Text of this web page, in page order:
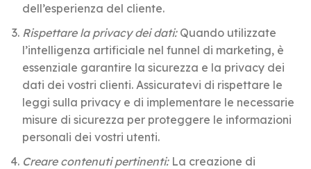
dell’esperienza del cliente.
Rispettare la privacy dei dati:Quando utilizzate
l’intelligenza artificiale nel funnel di marketing, è
essenziale garantire la sicurezza e la privacy dei
dati dei vostri clienti. Assicuratevi di rispettare le
leggi sulla privacy e di implementare le necessarie
misure di sicurezza per proteggere le informazioni
personali dei vostri utenti.
Creare contenuti pertinenti:La creazione di